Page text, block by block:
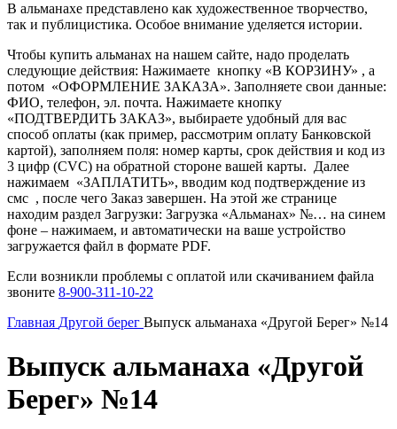
В альманахе представлено как художественное творчество,
так и публицистика. Особое внимание уделяется истории.
Чтобы купить альманах на нашем сайте, надо проделать
следующие действия: Нажимаете кнопку «В КОРЗИНУ» , а
потом «ОФОРМЛЕНИЕ ЗАКАЗА». Заполняете свои данные:
ФИО, телефон, эл. почта. Нажимаете кнопку
«ПОДТВЕРДИТЬ ЗАКАЗ», выбираете удобный для вас
способ оплаты (как пример, рассмотрим оплату Банковской
картой), заполняем поля: номер карты, срок действия и код из
3 цифр (CVC) на обратной стороне вашей карты. Далее
нажимаем «ЗАПЛАТИТЬ», вводим код подтверждение из
смс , после чего Заказ завершен. На этой же странице
находим раздел Загрузки: Загрузка «Альманах» №… на синем
фоне – нажимаем, и автоматически на ваше устройство
загружается файл в формате PDF.
Если возникли проблемы с оплатой или скачиванием файла
звоните 8-900-311-10-22
Главная Другой берег Выпуск альманаха «Другой Берег» №14
Выпуск альманаха «Другой
Берег» №14